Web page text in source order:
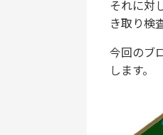
それに対
き取り検
今回のブ
します。